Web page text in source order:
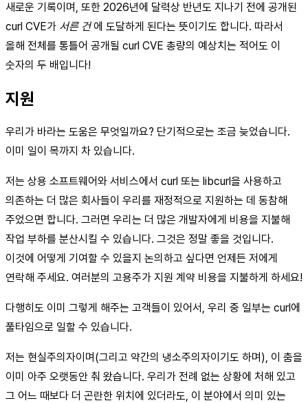
새로운 기록이며, 또한 2026년에 달력상 반년도 지나기 전에 공개된
curl CVE가 서른 건에 도달하게 된다는 뜻이기도 합니다. 따라서
올해 전체를 통틀어 공개될 curl CVE 총량의 예상치는 적어도 이
숫자의 두 배입니다!
지원
우리가 바라는 도움은 무엇일까요? 단기적으로는 조금 늦었습니다.
이미 일이 목까지 차 있습니다.
저는 상용 소프트웨어와 서비스에서 curl 또는 libcurl을 사용하고
의존하는 더 많은 회사들이 우리를 재정적으로 지원하는 데 동참해
주었으면 합니다. 그러면 우리는 더 많은 개발자에게 비용을 지불해
작업 부하를 분산시킬 수 있습니다. 그것은 정말 좋을 것입니다.
이것에 어떻게 기여할 수 있을지 논의하고 싶다면 언제든 저에게
연락해 주세요. 여러분의 고용주가 지원 계약 비용을 지불하게 하세요!
다행히도 이미 그렇게 해주는 고객들이 있어서, 우리 중 일부는 curl에
풀타임으로 일할 수 있습니다.
저는 현실주의자이며(그리고 약간의 냉소주의자이기도 하며), 이 춤을
이미 아주 오랫동안 춰 왔습니다. 우리가 전례 없는 상황에 처해 있고
그 어느 때보다 더 곤란한 위치에 있더라도, 이 분야에서 의미 있는